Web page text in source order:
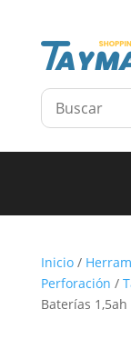
Inicio/
Perforación /
Baterías